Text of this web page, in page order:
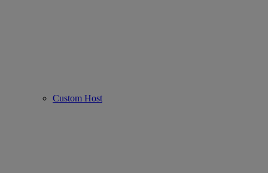
Custom Host